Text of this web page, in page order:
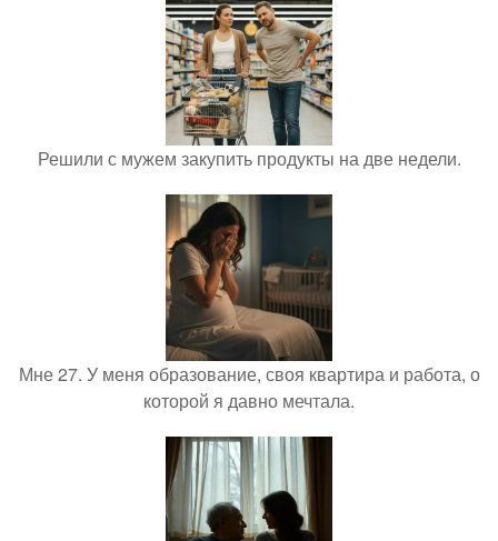
Решили с мужем закупить продукты на две недели.
Мне 27. У меня образование, своя квартира и работа, о
которой я давно мечтала.